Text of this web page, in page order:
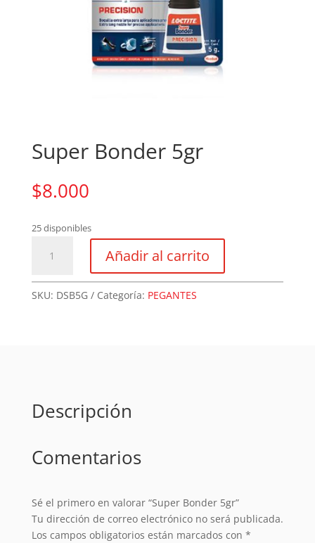
Super Bonder 5gr
$8.000
25 disponibles
Bonder
cantidad
Añadir al carrito
SKU: DSB5G Categoría: PEGANTES
Descripción
Comentarios
Sé el primero en valorar “Super Bonder 5gr”
Tu dirección de correo electrónico no será publicada.
Los campos obligatorios están marcados con *